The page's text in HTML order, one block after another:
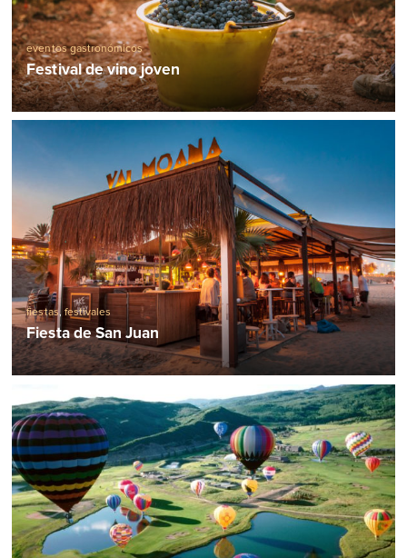
eventos gastronómicos
Festival de vino joven
fiestas, festivales
Fiesta de San Juan